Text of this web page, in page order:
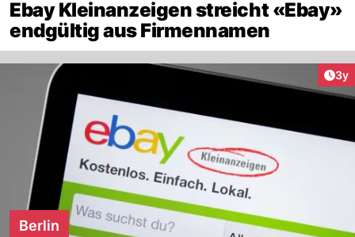
Ebay Kleinanzeigen streicht «Ebay»
endgültig aus Firmennamen
3y
Berlin